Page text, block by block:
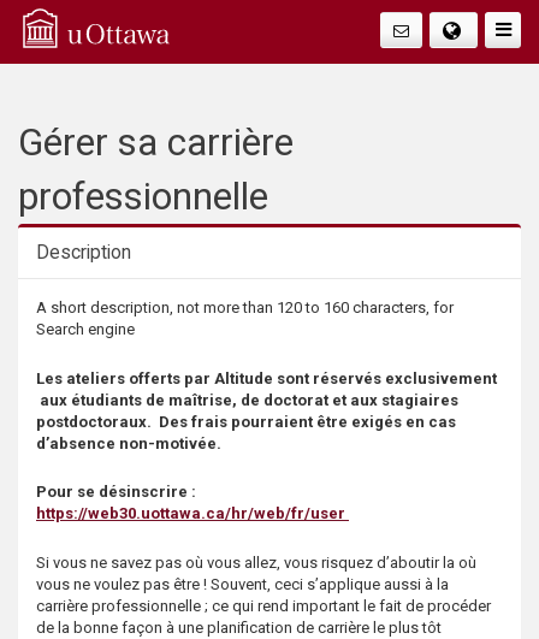
Q
Faire
Gérer sa carrière
professionnelle
Description
Description
A short description, not more than 120 to 160 characters, for
Search engine
Les ateliers offerts par Altitude sont réservés exclusivement
aux étudiants de maîtrise, de doctorat et aux stagiaires
postdoctoraux. Des frais pourraient être exigés en cas
d’absence non-motivée.
Pour se désinscrire :
https://web30.uottawa.ca/hr/web/fr/user
Si vous ne savez pas où vous allez, vous risquez d’aboutir la où
vous ne voulez pas être ! Souvent, ceci s’applique aussi à la
carrière professionnelle ; ce qui rend important le fait de procéder
de la bonne façon à une planification de carrière le plus tôt